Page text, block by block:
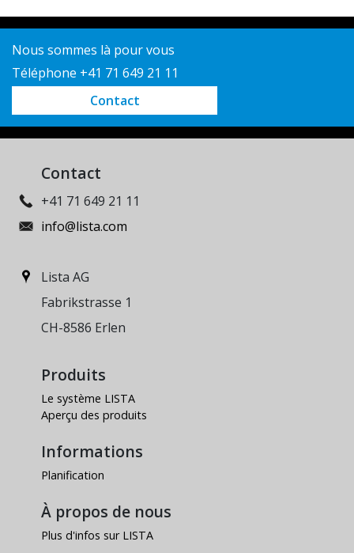
Nous sommes là pour vous
Téléphone +41 71 649 21 11
Contact
Contact
+41 71 649 21 11
info@lista.com
Lista AG
Fabrikstrasse 1
CH-8586 Erlen
Produits
Le système LISTA
Aperçu des produits
Informations
Planification
À propos de nous
Plus d'infos sur LISTA